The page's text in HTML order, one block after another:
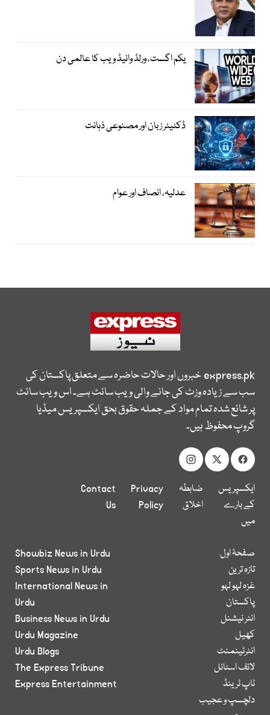
یکم اگست، ورلڈ وائیڈ ویب کا عالمی دن
ڈکٹیٹر زبان اور مصنوعی ذہانت
عدلیہ، انصاف اور عوام
express.pkخبروں اور حالات حاضرہ سے متعلق پاکستان کی
سب سے زیادہ وزٹ کی جانے والی ویب سائٹ ہے۔ اس ویب سائٹ
پر شائع شدہ تمام مواد کے جملہ حقوق بحق ایکسپریس میڈیا
گروپ محفوظ ہیں۔
ایکسپریس
کے بارے
میں
ضابطہ
اخلاق
Privacy
Policy
Contact
Us
صفحۂ اول
تازہ ترین
غزہ لہو لہو
پاکستان
انٹر نیشنل
کھیل
انٹرٹینمنٹ
لائف اسٹائل
ٹاپ ٹرینڈ
دلچسپ و عجیب
Showbiz News in Urdu
Sports News in Urdu
International News in
Urdu
Business News in Urdu
Urdu Magazine
Urdu Blogs
The Express Tribune
Express Entertainment